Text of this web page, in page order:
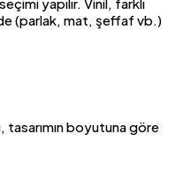
(parlak, mat, şeffaf vb.)
tasarımın boyutuna göre